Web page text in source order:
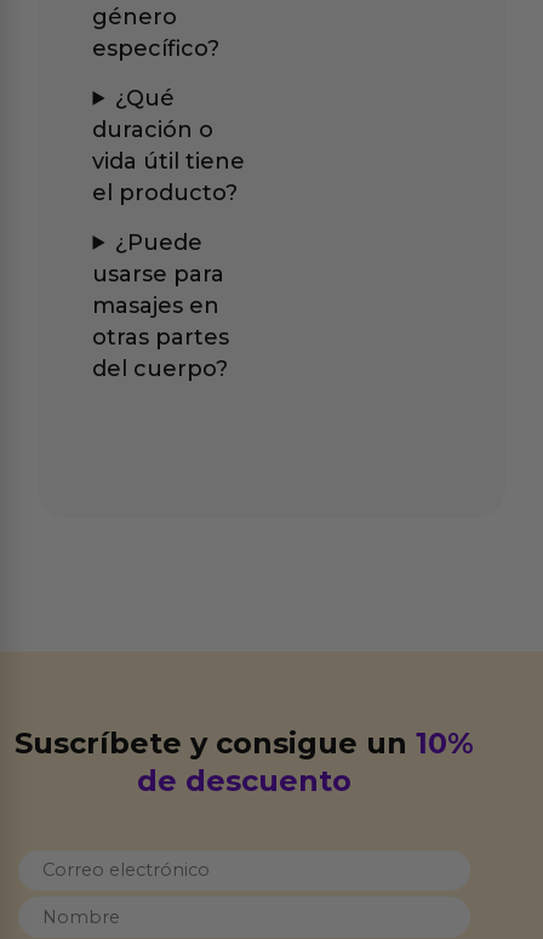
género
específico?
¿Qué
duración o
vida útil tiene
el producto?
¿Puede
usarse para
masajes en
otras partes
del cuerpo?
Suscríbete y consigue un10%
de descuento